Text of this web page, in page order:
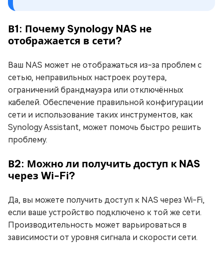
В1: Почему Synology NAS не
отображается в сети?
Ваш NAS может не отображаться из-за проблем с
сетью, неправильных настроек роутера,
ограничений брандмауэра или отключённых
кабелей. Обеспечение правильной конфигурации
сети и использование таких инструментов, как
Synology Assistant, может помочь быстро решить
проблему.
В2: Можно ли получить доступ к NAS
через Wi-Fi?
Да, вы можете получить доступ к NAS через Wi-Fi,
если ваше устройство подключено к той же сети.
Производительность может варьироваться в
зависимости от уровня сигнала и скорости сети.